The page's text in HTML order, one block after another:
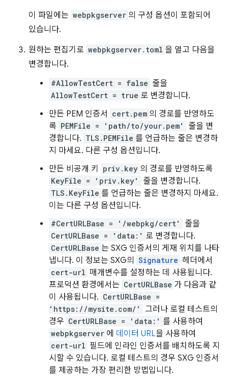
이 파일에는 webpkgserver 의 구성 옵션이 포함되어
있습니다.
원하는 편집기로 webpkgserver.toml 을 열고 다음을
변경합니다.
#AllowTestCert = false 줄을
AllowTestCert = true 로 변경합니다.
만든 PEM 인증서
cert.pem 의 경로를 반영하도
록 PEMFile = 'path/to/your.pem'
줄을 변
경합니다. TLS.PEMFile 를 언급하는 줄은 변경하
지 마세요. 다른 구성 옵션입니다.
만든 비공개 키
priv.key 의 경로를 반영하도록
KeyFile = 'priv.key' 줄을 변경합니다.
TLS.KeyFile 를 언급하는 줄은 변경하지 마세요.
이는 다른 구성 옵션입니다.
#CertURLBase = '/webpkg/cert' 줄을
CertURLBase = 'data:' 로 변경합니다.
CertURLBase 는 SXG 인증서의 게재 위치를 나타
냅니다. 이 정보는 SXG의
Signature 헤더에서
cert-url 매개변수를 설정하는 데 사용됩니다.
프로덕션 환경에서는 CertURLBase 가 다음과 같
이 사용됩니다. CertURLBase =
'https://mysite.com/'
그러나 로컬 테스트의
경우 CertURLBase = 'data:' 를 사용하여
webpkgserver 에 데이터 URL을 사용하여
cert-url 필드에 인라인 인증서를 배치하도록 지
시할 수 있습니다. 로컬 테스트의 경우 SXG 인증서
를 제공하는 가장 편리한 방법입니다.